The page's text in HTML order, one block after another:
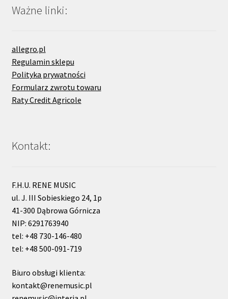
Ważne linki:
allegro.pl
Regulamin sklepu
Polityka prywatności
Formularz zwrotu towaru
Raty Credit Agricole
Kontakt:
F.H.U. RENE MUSIC
ul. J. III Sobieskiego 24, 1p
41-300 Dąbrowa Górnicza
NIP: 6291763940
tel: +48 730-146-480
tel: +48 500-091-719
Biuro obsługi klienta:
kontakt@renemusic.pl